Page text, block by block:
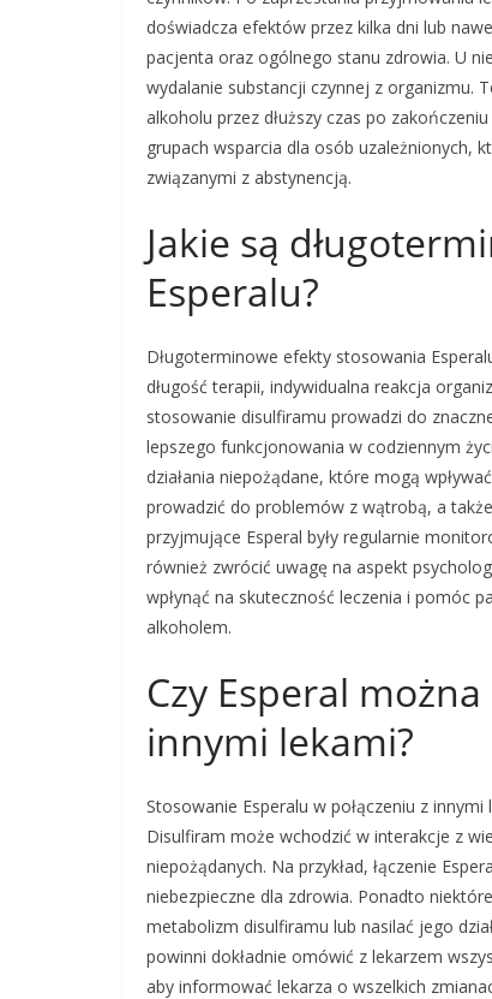
doświadcza efektów przez kilka dni lub
pacjenta oraz ogólnego stanu zdrowia. U
wydalanie substancji czynnej z organizmu.
alkoholu przez dłuższy czas po
grupach wsparcia dla osób uzależnionych,
związanymi z abstynencją.
Jakie są
Esperalu?
Długoterminowe efekty stosowania
długość terapii, indywidualna reakcja
stosowanie disulfiramu prowadzi do
lepszego funkcjonowania w codziennym
działania niepożądane, które mogą
prowadzić do problemów z wątrobą, a
przyjmujące Esperal były regularnie
również zwrócić uwagę na aspekt
wpłynąć na skuteczność leczenia i pomóc
alkoholem.
Czy Esperal
innymi lekami?
Stosowanie Esperalu w połączeniu z
Disulfiram może wchodzić w interakcje z
niepożądanych. Na przykład, łączenie
niebezpieczne dla zdrowia. Ponadto
metabolizm disulfiramu lub nasilać jego
powinni dokładnie omówić z lekarzem
aby informować lekarza o wszelkich